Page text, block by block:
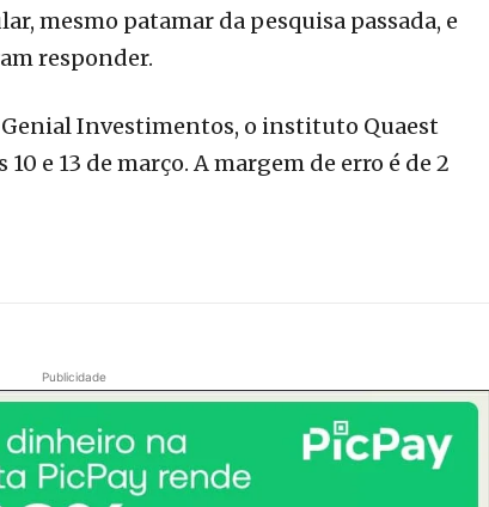
mesmo patamar da pesquisa passada, e
responder.
Investimentos, o instituto Quaest
e 13 de março. A margem de erro é de 2
Publicidade